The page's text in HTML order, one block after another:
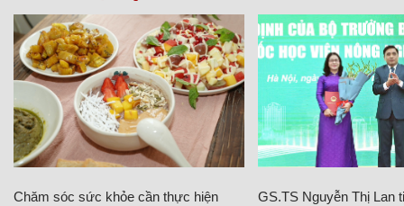
Chăm sóc sức khỏe cần thực hiện GS.TS Nguyễn Thị Lan